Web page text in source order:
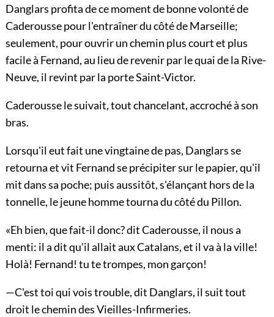
Danglars profita de ce moment de bonne volonté de
Caderousse pour l'entraîner du côté de Marseille;
seulement, pour ouvrir un chemin plus court et plus
facile à Fernand, au lieu de revenir par le quai de la Rive-
Neuve, il revint par la porte Saint-Victor.
Caderousse le suivait, tout chancelant, accroché à son
bras.
Lorsqu'il eut fait une vingtaine de pas, Danglars se
retourna et vit Fernand se précipiter sur le papier, qu'il
mit dans sa poche; puis aussitôt, s'élançant hors de la
tonnelle, le jeune homme tourna du côté du Pillon.
«Eh bien, que fait-il donc? dit Caderousse, il nous a
menti: il a dit qu'il allait aux Catalans, et il va à la ville!
Holà! Fernand! tu te trompes, mon garçon!
—C'est toi qui vois trouble, dit Danglars, il suit tout
droit le chemin des Vieilles-Infirmeries.